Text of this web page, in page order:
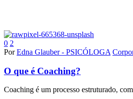
0 2
PorEdna Glauber - PSICÓLOGA
O que é Coaching?
Coaching é um processo estruturado,